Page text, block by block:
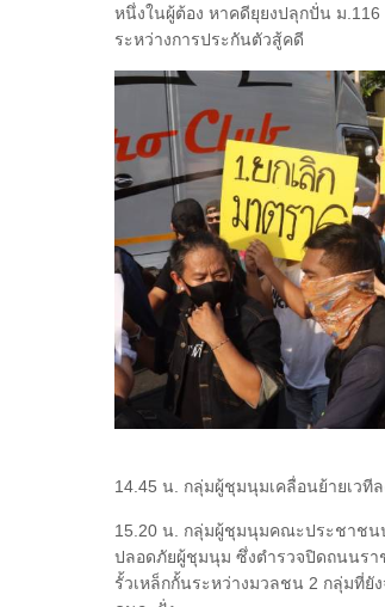
หนึ่งในผู้ต้อง หาคดียุยงปลุกปั่น ม
ระหว่างการประกันตัวสู้คดี
14.45 น. กลุ่มผู้ชุมนุมเคลื่อนย้ายเวที
15.20 น. กลุ่มผู้ชุมนุมคณะประชาชนป
ปลอดภัยผู้ชุมนุม ซึ่งตำรวจปิดถนนรา
รั้วเหล็กกั้นระหว่างมวลชน 2 กลุ่มที่